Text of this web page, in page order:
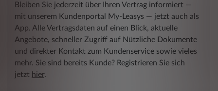
Bleiben Sie jederzeit über Ihren Vertrag informiert ―
mit unserem Kundenportal My-Leasys ― jetzt auch als
App. Alle Vertragsdaten auf einen Blick, aktuelle
Angebote, schneller Zugriff auf Nützliche Dokumente
und direkter Kontakt zum Kundenservice sowie vieles
mehr. Sie sind bereits Kunde? Registrieren Sie sich
jetzt hier.